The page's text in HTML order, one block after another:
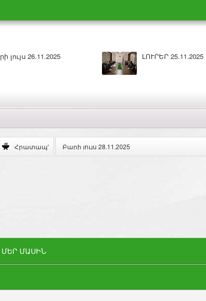
լույս 26.11.2025 ԼՈՒՐԵՐ 25.11.2025
Հրատապ' Բարի լույս 28.11.2025
ՄԵՐ ՄԱՍԻՆ